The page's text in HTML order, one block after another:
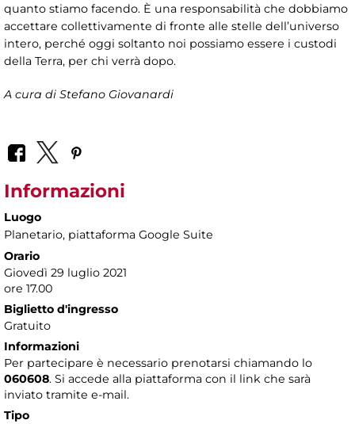
quanto stiamo facendo. È una responsabilità che dobbiamo
accettare collettivamente di fronte alle stelle dell’universo
intero, perché oggi soltanto noi possiamo essere i custodi
della Terra, per chi verrà dopo.
A cura di Stefano Giovanardi
Informazioni
Luogo
Planetario, piattaforma Google Suite
Orario
Giovedì 29 luglio 2021
ore 17.00
Biglietto d'ingresso
Gratuito
Informazioni
Per partecipare è necessario prenotarsi chiamando lo
060608. Si accede alla piattaforma con il link che sarà
inviato tramite e-mail.
Tipo